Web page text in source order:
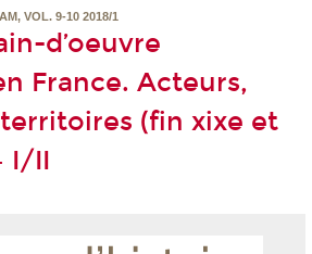
VOL. 9-10 2018/1
d’oeuvre
France. Acteurs,
(fin xixe et
I/II